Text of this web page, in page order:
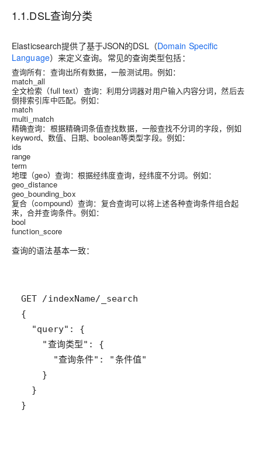
1.1.DSL查询分类
Elasticsearch提供了基于JSON的DSL（Domain Specific
Language）来定义查询。常见的查询类型包括：
查询所有：查询出所有数据，一般测试用。例如：
match_all
全文检索（full text）查询：利用分词器对用户输入内容分词，然后去
倒排索引库中匹配。例如：
match
multi_match
精确查询：根据精确词条值查找数据，一般查找不分词的字段，例如
keyword、数值、日期、boolean等类型字段。例如：
ids
range
term
地理（geo）查询：根据经纬度查询，经纬度不分词。例如：
geo_distance
geo_bounding_box
复合（compound）查询：复合查询可以将上述各种查询条件组合起
来，合并查询条件。例如：
bool
function_score
查询的语法基本一致：
}